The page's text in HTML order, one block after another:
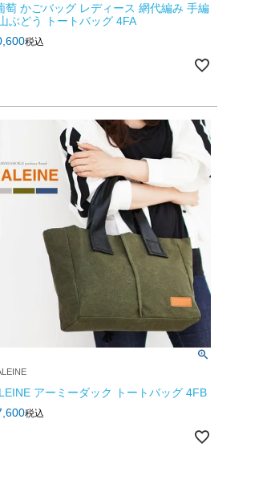
萄 かごバッグ レディース 網代編み 手編
ぶどう トートバッグ 4FA
税込
アーミーダック トートバッグ 4FB
税込